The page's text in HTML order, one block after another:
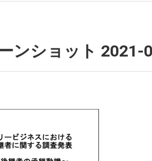
ンショット 2021-